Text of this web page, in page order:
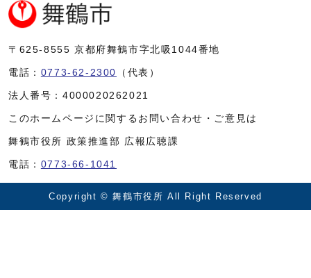
〒625-8555 京都府舞鶴市字北吸1044番地
電話： 0773-62-2300 （代表）
法人番号： 4000020262021
このホームページに関するお問い合わせ・ご意見は
舞鶴市役所 政策推進部 広報広聴課
電話： 0773-66-1041
Copyright © 舞鶴市役所 All Right Reserved